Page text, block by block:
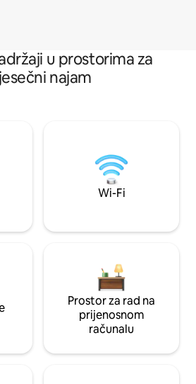
u prostorima za
najam
Wi-Fi
Prostor za rad na
prijenosnom
računalu